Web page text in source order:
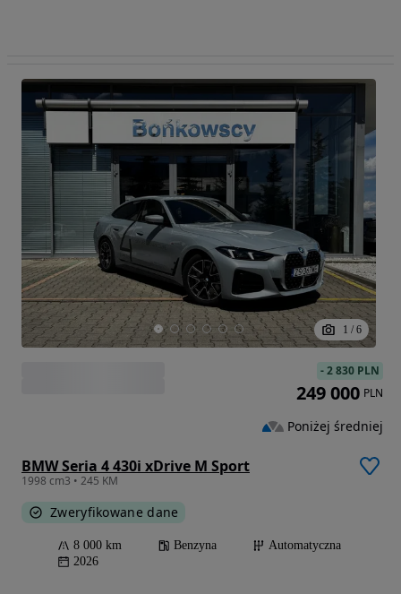
1 / 6
BMW Seria 4 430i xDrive M Sport
1998 cm3 • 245 KM
Zweryfikowane dane
8 000 km Benzyna
Automatyczna
2026
-2 830 PLN
249 000 PLN
Poniżej średniej